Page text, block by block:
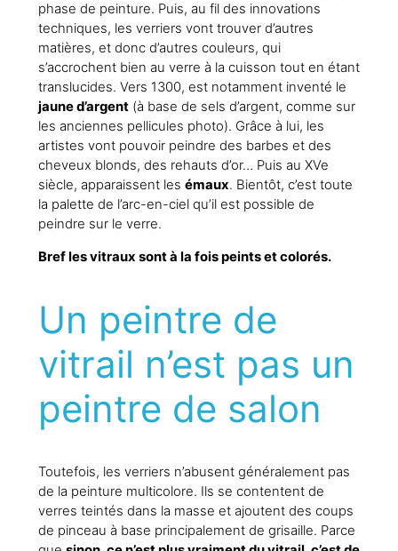
phase de peinture. Puis, au fil des innovations
techniques, les verriers vont trouver d’autres
matières, et donc d’autres couleurs, qui
s’accrochent bien au verre à la cuisson tout en étant
translucides. Vers 1300, est notamment inventé le
jaune d’argent(à base de sels d’argent, comme sur
les anciennes pellicules photo). Grâce à lui, les
artistes vont pouvoir peindre des barbes et des
cheveux blonds, des rehauts d’or… Puis au XVe
siècle, apparaissent les émaux. Bientôt, c’est toute
la palette de l’arc-en-ciel qu’il est possible de
peindre sur le verre.
Bref les vitraux sont à la fois peints et colorés.
Un peintre de
vitrail n’est pas un
peintre de salon
Toutefois, les verriers n’abusent généralement pas
de la peinture multicolore. Ils se contentent de
verres teintés dans la masse et ajoutent des coups
de pinceau à base principalement de grisaille. Parce